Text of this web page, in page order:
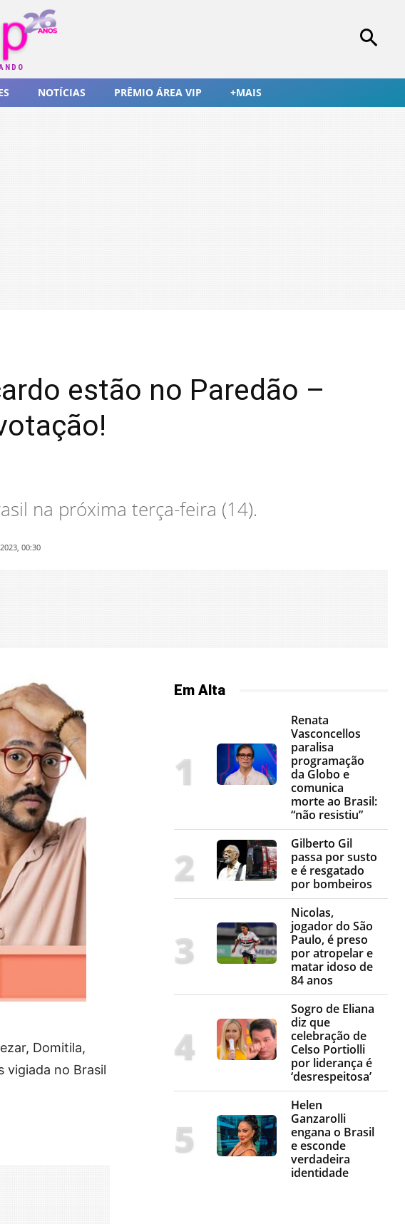
NOTÍCIAS PRÊMIO ÁREA VIP +MAIS
estão no Paredão –
na próxima terça-feira (14).
00:30
Domitila,
vigiada no Brasil
Em Alta
Renata
Vasconcellos
paralisa
programação
da Globo e
comunica
morte ao Brasil:
“não resistiu”
Gilberto Gil
passa por susto
e é resgatado
por bombeiros
Nicolas,
jogador do São
Paulo, é preso
por atropelar e
matar idoso de
84 anos
Sogro de Eliana
diz que
celebração de
Celso Portiolli
por liderança é
‘desrespeitosa’
Helen
Ganzarolli
engana o Brasil
e esconde
verdadeira
identidade